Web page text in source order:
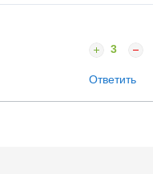
3
Ответить